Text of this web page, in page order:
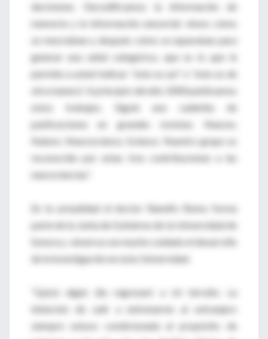
decisiones. Decodificamos la información de
memoria y la información sensorial; vimos cómo
se mezclaban y después cómo se separaban para
generar una señal categórica, que es lo que le
permite a usted indicar: “esto es así” o “esto es de
otra manera”. A principio del año 2000 publicamos
estos trabajos. Siguió una cadenita de
publicaciones en grandes revistas: Neuron,
Nature, Neuroscience, Science. Nuestro grupo es
reconocido por estas tres contribuciones a las
neurociencias”.
En la actualidad el doctor Ranulfo Romo forma
parte de la Junta de Gobierno de la Universidad de
Sonora y observa con mucho cuidado el desarrollo
de la investigación en esta Universidad.
“Quizá algún día regresaré a mi terruño. La
intención de salir a entrenarme al extranjero
siempre estuvo condicionada al propósito de